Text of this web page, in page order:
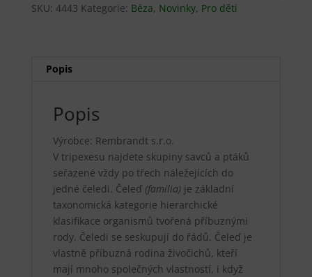
SKU: 4443 Kategorie: Béza, Novinky, Pro děti
Popis
Popis
Výrobce: Rembrandt s.r.o.
V tripexesu najdete skupiny savců a ptáků
seřazené vždy po třech náležejících do
jedné čeledi. Čeleď (familia) je základní
taxonomická kategorie hierarchické
klasifikace organismů tvořená příbuznými
rody. Čeledi se seskupují do řádů. Čeleď je
vlastně příbuzná rodina živočichů, kteří
mají mnoho společných vlastností, i když